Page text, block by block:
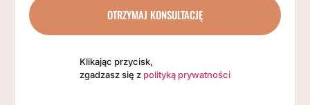
OTRZYMAJ KONSULTACJĘ
Klikając przycisk,
zgadzasz się z polityką prywatności